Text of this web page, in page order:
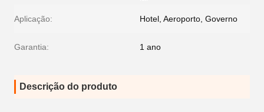
Aplicação: Hotel, Aeroporto, Governo
Garantia: 1 ano
Descrição do produto